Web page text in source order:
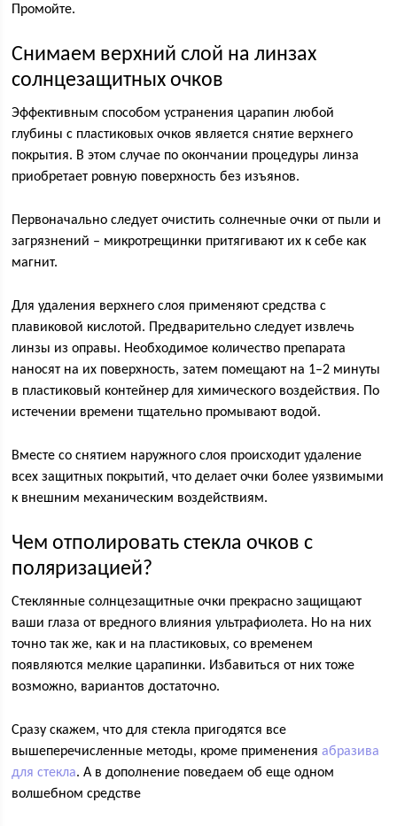
Промойте.
Снимаем верхний слой на линзах
солнцезащитных очков
Эффективным способом устранения царапин любой
глубины с пластиковых очков является снятие верхнего
покрытия. В этом случае по окончании процедуры линза
приобретает ровную поверхность без изъянов.
Первоначально следует очистить солнечные очки от пыли и
загрязнений – микротрещинки притягивают их к себе как
магнит.
Для удаления верхнего слоя применяют средства с
плавиковой кислотой. Предварительно следует извлечь
линзы из оправы. Необходимое количество препарата
наносят на их поверхность, затем помещают на 1–2 минуты
в пластиковый контейнер для химического воздействия. По
истечении времени тщательно промывают водой.
Вместе со снятием наружного слоя происходит удаление
всех защитных покрытий, что делает очки более уязвимыми
к внешним механическим воздействиям.
Чем отполировать стекла очков с
поляризацией?
Стеклянные солнцезащитные очки прекрасно защищают
ваши глаза от вредного влияния ультрафиолета. Но на них
точно так же, как и на пластиковых, со временем
появляются мелкие царапинки. Избавиться от них тоже
возможно, вариантов достаточно.
Сразу скажем, что для стекла пригодятся все
вышеперечисленные методы, кроме примененияабразива
для стекла. А в дополнение поведаем об еще одном
волшебном средстве